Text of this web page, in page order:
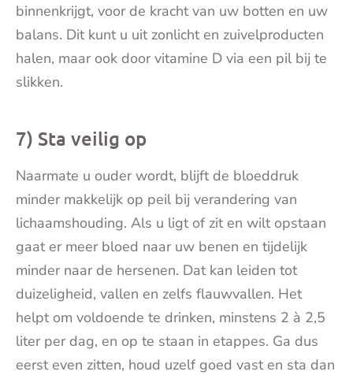
binnenkrijgt, voor de kracht van uw botten en uw
balans. Dit kunt u uit zonlicht en zuivelproducten
halen, maar ook door vitamine D via een pil bij te
slikken.
7) Sta veilig op
Naarmate u ouder wordt, blijft de bloeddruk
minder makkelijk op peil bij verandering van
lichaamshouding. Als u ligt of zit en wilt opstaan
gaat er meer bloed naar uw benen en tijdelijk
minder naar de hersenen. Dat kan leiden tot
duizeligheid, vallen en zelfs flauwvallen. Het
helpt om voldoende te drinken, minstens 2 à 2,5
liter per dag, en op te staan in etappes. Ga dus
eerst even zitten, houd uzelf goed vast en sta dan